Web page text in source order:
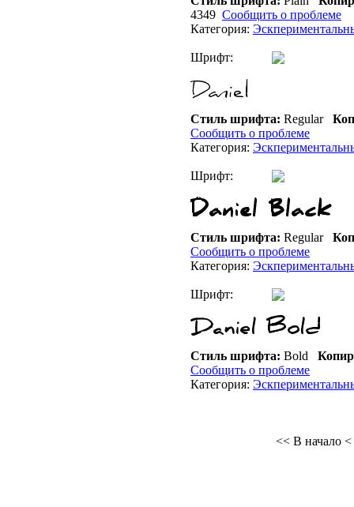
4349 Сообщить о проблеме
Категория:
Шрифт:
Стиль шрифта: Regular
Сообщить о проблеме
Категория:
Шрифт:
Стиль шрифта: Regular
Сообщить о проблеме
Категория:
Шрифт:
Стиль шрифта: Bold
Сообщить о проблеме
Категория:
<< В начало <